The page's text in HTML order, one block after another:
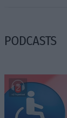
PODCASTS